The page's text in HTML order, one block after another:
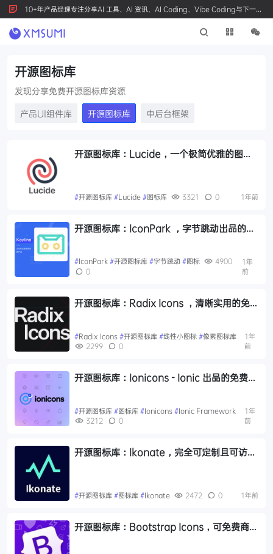
10+年产品经理专注分享AI 工具、AI 资讯、AI Coding、Vibe Coding与下一代
产品创新，按 Ctrl+D 收藏我们
开源图标库
发现分享免费开源图标库资源
产品UI组件库
开源图标库 中后台框架
开源图标库：Lucide，一个极简优雅的图标
#开源图标库 #Lucide #图标库 3321 0 1年前
开源图标库：IconPark ，字节跳动出品的开
#IconPark #开源图标库 #字节跳动 #图标
4900
0
1年
前
开源图标库：Radix Icons ，清晰实用的免
#Radix Icons #开源图标库 #线性小图标 #像素图标库
2299
0
1年
前
开源图标库：Ionicons - Ionic 出品的免费开
#开源图标库 #图标库 #Ionicons #Ionic Framework
3212
0
1年
前
开源图标库：Ikonate，完全可定制且可访问
#开源图标库 #图标库 #Ikonate 2472 0 1年前
开源图标库：Bootstrap Icons，可免费商用